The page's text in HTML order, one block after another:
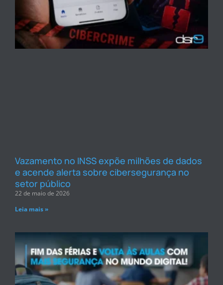
Vazamento no INSS expõe milhões de dados
e acende alerta sobre cibersegurança no
setor público
22 de maio de 2026
Leia mais »